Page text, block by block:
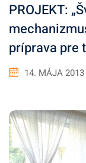
PROJEKT:
príprava pre
14. MÁJA 2013